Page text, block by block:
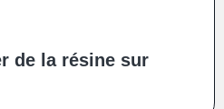
de la résine sur